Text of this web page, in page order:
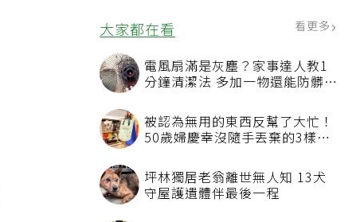
大家都在看 看更多
電風扇滿是灰塵？家事達人教1
分鐘清潔法 多加一物還能防髒汙
被認為無用的東西反幫了大忙！
50歲婦慶幸沒隨手丟棄的3樣物
坪林獨居老翁離世無人知 13犬
守屋護遺體伴最後一程